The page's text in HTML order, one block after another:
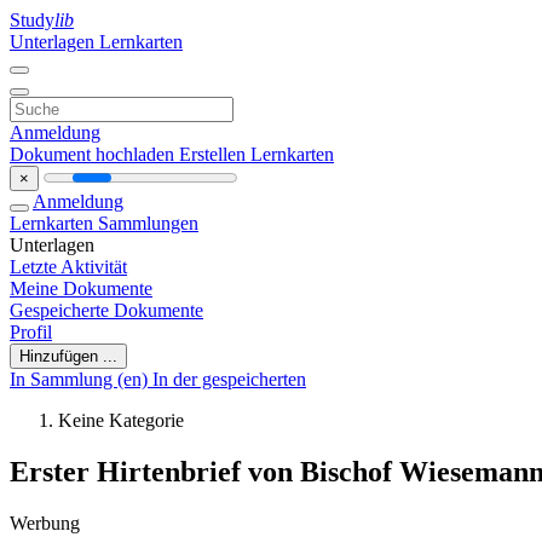
Studylib
Unterlagen Lernkarten
Anmeldung
Dokument hochladen Erstellen Lernkarten
×
Anmeldung
Lernkarten Sammlungen
Unterlagen
Letzte Aktivität
Meine Dokumente
Gespeicherte Dokumente
Profil
Hinzufügen ...
In Sammlung (en) In der gespeicherten
Keine Kategorie
Erster Hirtenbrief von Bischof
Werbung